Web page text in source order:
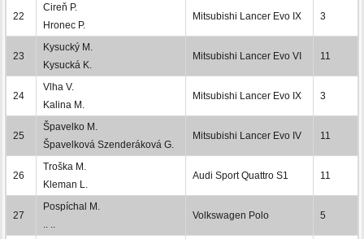
22
Cireň P.
Hronec P.
Mitsubishi Lancer Evo IX 3
23
Kysucký M.
Kysucká K.
Mitsubishi Lancer Evo VI 11
24
Vlha V.
Kalina M.
Mitsubishi Lancer Evo IX 3
25
Špavelko M.
Špavelková Szenderáková G.
Mitsubishi Lancer Evo IV 11
26
Troška M.
Kleman L.
Audi Sport Quattro S1 11
27
Pospíchal M.
.. ..
Volkswagen Polo 5